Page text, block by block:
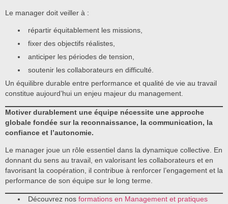
Le manager doit veiller à :
répartir équitablement les missions,
fixer des objectifs réalistes,
anticiper les périodes de tension,
soutenir les collaborateurs en difficulté.
Un équilibre durable entre performance et qualité de vie au travail
constitue aujourd’hui un enjeu majeur du management.
Motiver durablement une équipe nécessite une approche
globale fondée sur la reconnaissance, la communication, la
confiance et l’autonomie.
Le manager joue un rôle essentiel dans la dynamique collective. En
donnant du sens au travail, en valorisant les collaborateurs et en
favorisant la coopération, il contribue à renforcer l’engagement et la
performance de son équipe sur le long terme.
Découvrez nos formations en Management et pratiques